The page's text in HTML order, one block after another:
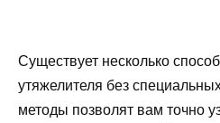
Существует несколько
утяжелителя без
методы позволят вам точно